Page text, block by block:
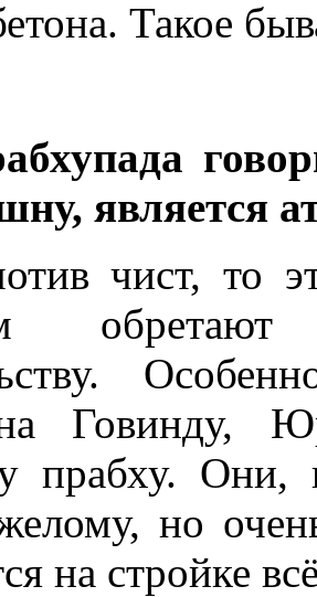
Такое
является
чист, то
Говинду,
прабху. Они,
но
на стройке